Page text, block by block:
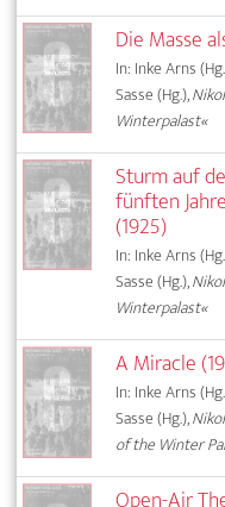
Die Masse
In: Inke Arns
Sasse (Hg.),
Winterpalast«
Sturm auf
fünften
(1925)
In: Inke Arns
Sasse (Hg.),
Winterpalast«
A Miracle
In: Inke Arns
Sasse (Hg.),
of the Winter